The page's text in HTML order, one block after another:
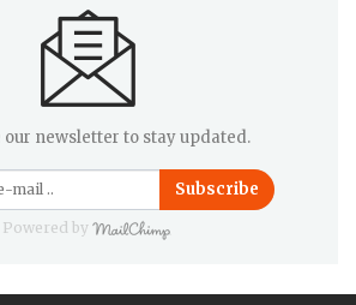
our newsletter to stay updated.
Subscribe
Powered by